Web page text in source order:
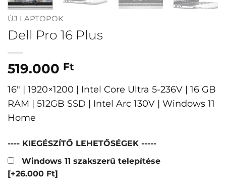
ÚJ LAPTOPOK
Dell Pro 16 Plus
519.000 Ft
16″ | 1920×1200 | Intel Core Ultra 5-236V | 16 GB
RAM | 512GB SSD | Intel Arc 130V | Windows 11
Home
---- KIEGÉSZÍTŐ LEHETŐSÉGEK -----
Windows 11 szakszerű telepítése
[+26.000 Ft]